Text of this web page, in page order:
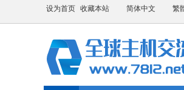
设为首页 收藏本站 简体中文 繁